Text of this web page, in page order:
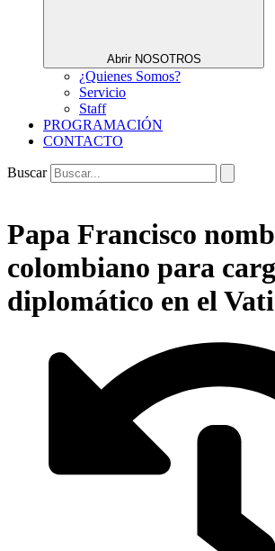
Abrir NOSOTROS
¿Quienes Somos?
Servicio
Staff
PROGRAMACIÓN
CONTACTO
Buscar
Papa Francisco
colombiano para
diplomático en el